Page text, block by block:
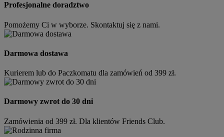
Profesjonalne doradztwo
Pomożemy Ci w wyborze. Skontaktuj się z nami.
Darmowa dostawa
Kurierem lub do Paczkomatu dla zamówień od 399 zł.
Darmowy zwrot do 30 dni
Zamówienia od 399 zł. Dla klientów Friends Club.